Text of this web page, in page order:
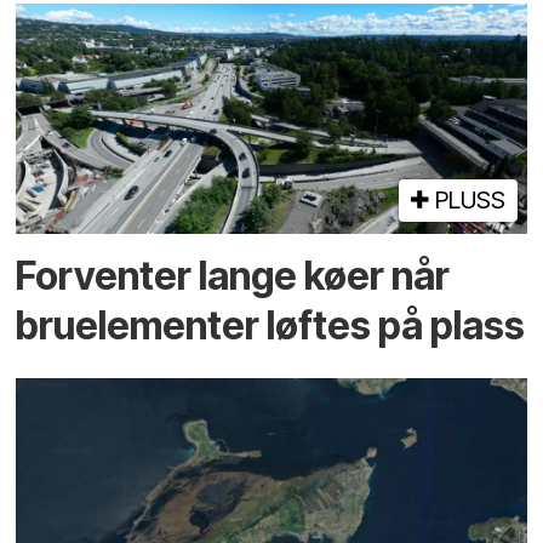
PLUSS
Forventer lange køer når
bru­elementer løftes på plass